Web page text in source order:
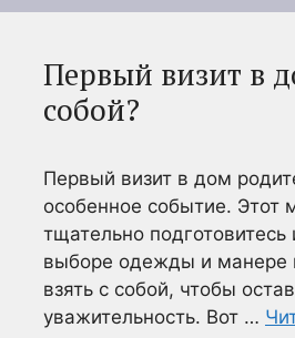
Первый визит в
собой?
Первый визит в дом
особенное событие. Этот
тщательно
выборе одежды и манере
взять с собой, чтобы
уважительность. Вот …